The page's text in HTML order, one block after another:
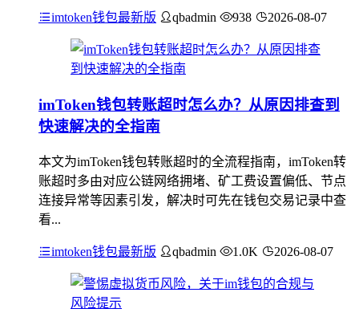
imtoken钱包最新版 qbadmin 938 2026-08-07
imToken钱包转账超时怎么办？从原因排查到
快速解决的全指南
本文为imToken钱包转账超时的全流程指南，imToken转
账超时多由对应公链网络拥堵、矿工费设置偏低、节点
连接异常等因素引发，解决时可先在钱包交易记录中查
看...
imtoken钱包最新版 qbadmin 1.0K 2026-08-07